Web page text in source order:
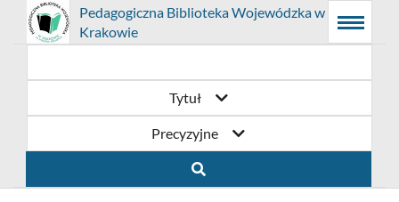
Menu
główne
Wyszukiwarka
Treść
główna
Prolib
Integro
-
Pedagogiczna Biblioteka Wojewódzka w
Krakowie
Menu
Tytuł
Precyzyjne